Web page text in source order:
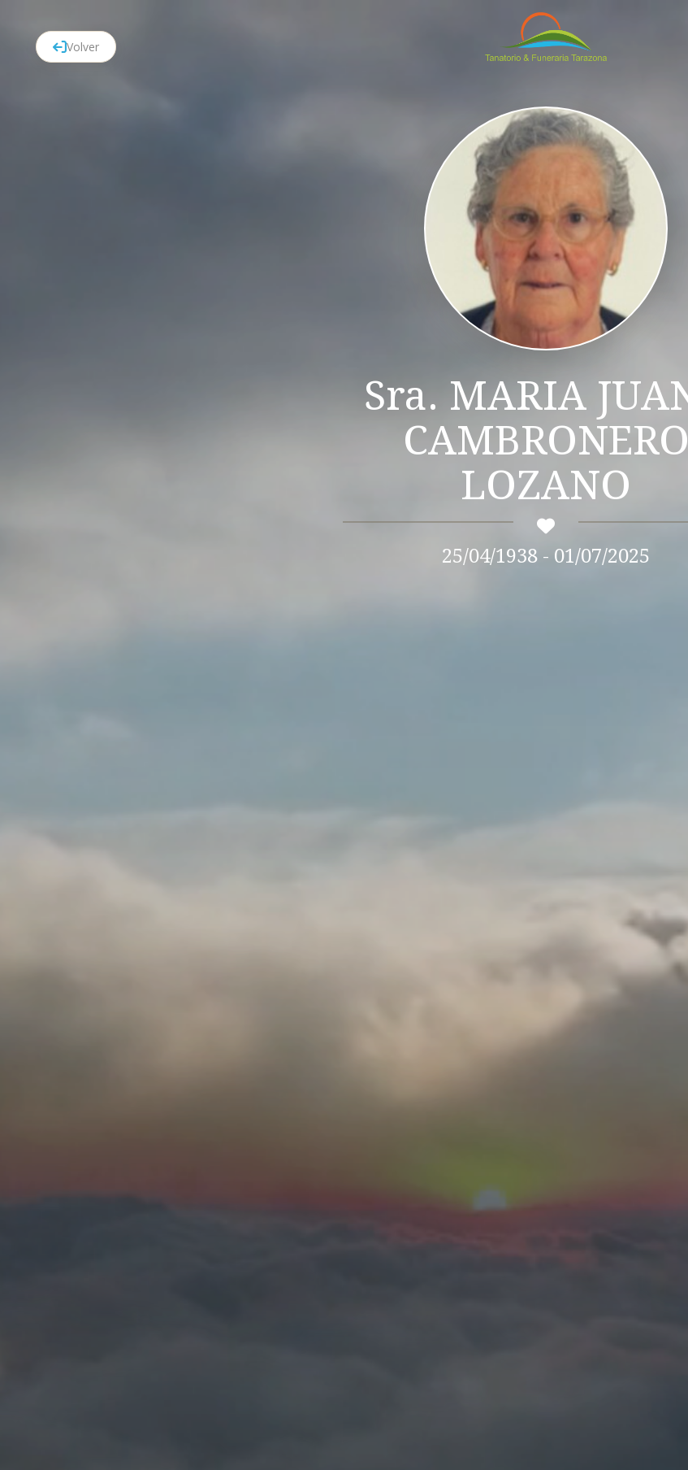
Sra. MARIA JUANA
CAMBRONERO
LOZANO
25/04/1938 - 01/07/2025
Volver